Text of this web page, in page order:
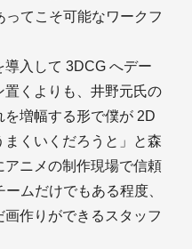
てこそ可能なワークフ
導入して 3DCG へデー
置くよりも、井野元氏の
増幅する形で僕が 2D
くいくだろうと」と森
アニメの制作現場で信頼
ムだけでもある程度、
作りができるスタッフ